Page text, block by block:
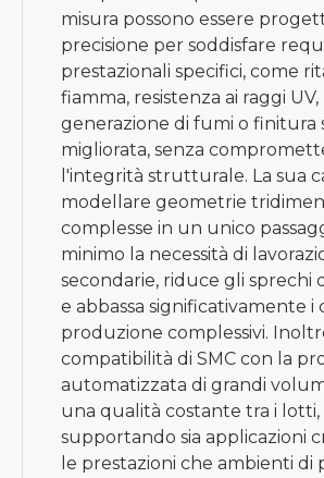
misura possono essere
precisione per soddisfare
prestazionali specifici, come
fiamma, resistenza ai raggi UV,
generazione di fumi o finitura
migliorata, senza
l'integrità strutturale. La sua
modellare geometrie
complesse in un unico
minimo la necessità di
secondarie, riduce gli sprechi
e abbassa significativamente i
produzione complessivi.
compatibilità di SMC con la
automatizzata di grandi
una qualità costante tra i lotti,
supportando sia applicazioni
le prestazioni che ambienti di